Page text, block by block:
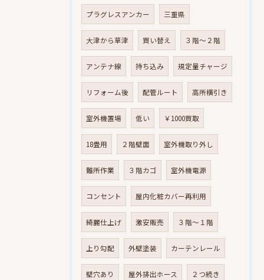
プラグレスアンカー 三重県
大津から草津 買い替え ３階～２階
アンテナ線 持ち込み 規定量チャージ
リフォーム後 配管ルート 高所横引き
室外機置場 低い ￥1000買取
18畳用 ２階壁面 室外機取り外し
難所作業 ３階カゴ 室外機電源
コンセント 屋内化粧カバー再利用
綺麗仕上げ 激安販売 ３階～１階
上り勾配 外壁塗装 カーテンレール
壁穴あり 屋外排出ホース ２つ続き